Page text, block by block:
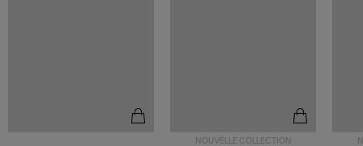
NOUVELLE COLLECTION